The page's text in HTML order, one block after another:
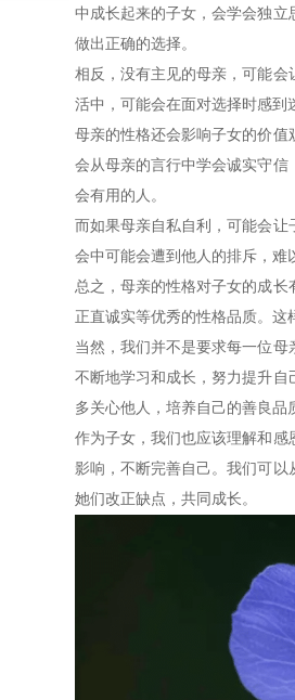
中成长起来的子女，会学会独
做出正确的选择。
相反，没有主见的母亲，可能
活中，可能会在面对选择时感到
母亲的性格还会影响子女的价
会从母亲的言行中学会诚实守
会有用的人。
而如果母亲自私自利，可能会
会中可能会遭到他人的排斥，难
总之，母亲的性格对子女的成
正直诚实等优秀的性格品质。
当然，我们并不是要求每一位
不断地学习和成长，努力提升
多关心他人，培养自己的善良
作为子女，我们也应该理解和
影响，不断完善自己。我们可
她们改正缺点，共同成长。